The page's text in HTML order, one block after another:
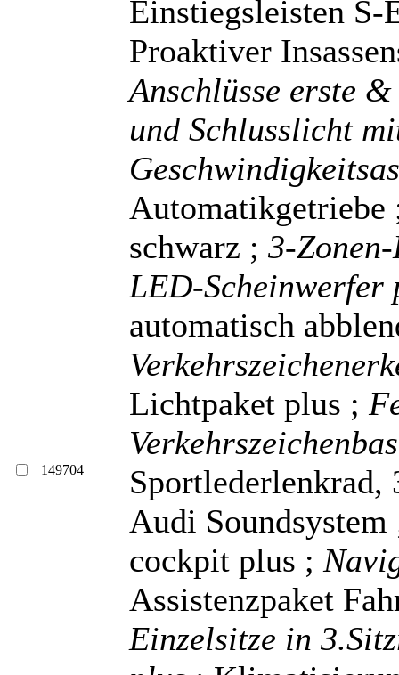
149704
Einstiegsleisten S-
Proaktiver
Anschlüsse erste
und Schlusslicht
schwarz ; 3-
LED-Scheinwerfer
automatisch
Lichtpaket plus ;
Sportlederlenkrad,
Audi
cockpit plus ;
Assistenzpaket
Einzelsitze in